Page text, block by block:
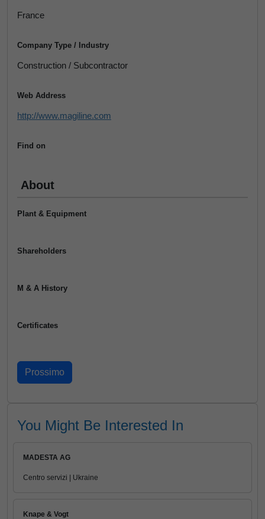
France
Company Type / Industry
Construction / Subcontractor
Web Address
http://www.magiline.com
Find on
About
Plant & Equipment
Shareholders
M & A History
Certificates
You Might Be Interested In
MADESTA AG
Centro servizi | Ukraine
Knape & Vogt